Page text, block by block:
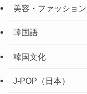
美容・ファッション
韓国語
韓国文化
J-POP（日本）